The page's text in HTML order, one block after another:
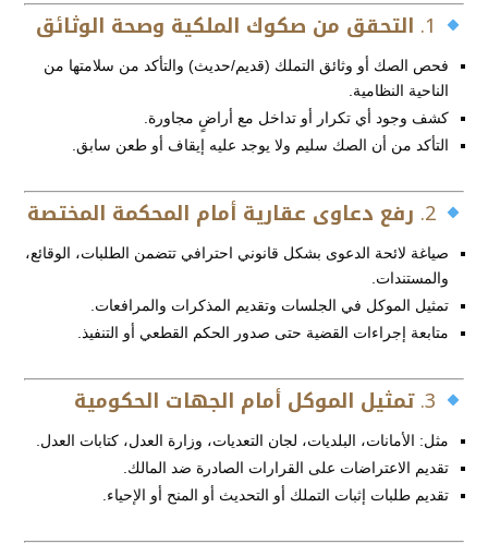
التحقق من صكوك الملكية وصحة الوثائق
فحص الصك أو وثائق التملك (قديم/حديث) والتأكد من سلامتها من
الناحية النظامية.
كشف وجود أي تكرار أو تداخل مع أراضٍ مجاورة.
التأكد من أن الصك سليم ولا يوجد عليه إيقاف أو طعن سابق.
2. رفع دعاوى عقارية أمام المحكمة المختصة
صياغة لائحة الدعوى بشكل قانوني احترافي تتضمن الطلبات، الوقائع،
والمستندات.
تمثيل الموكل في الجلسات وتقديم المذكرات والمرافعات.
متابعة إجراءات القضية حتى صدور الحكم القطعي أو التنفيذ.
تمثيل الموكل أمام الجهات الحكومية
مثل: الأمانات، البلديات، لجان التعديات، وزارة العدل، كتابات العدل.
تقديم الاعتراضات على القرارات الصادرة ضد المالك.
تقديم طلبات إثبات التملك أو التحديث أو المنح أو الإحياء.